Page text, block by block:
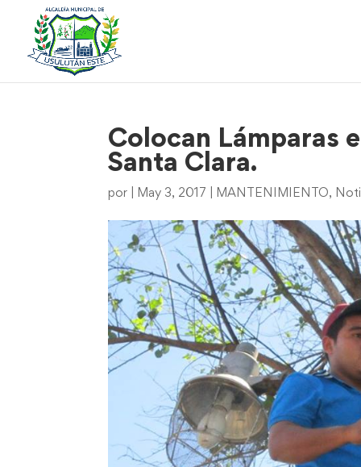
Colocan Lámparas
Santa Clara.
por May 3, 2017 MANTENIMIENTO,